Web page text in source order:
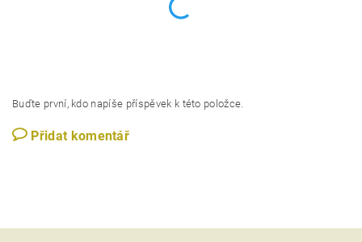
Buďte první, kdo napíše příspěvek k této položce.
Přidat komentář